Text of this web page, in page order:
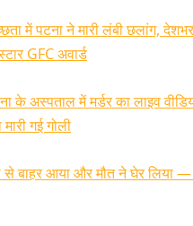
में पटना ने मारी लंबी छलांग,
GFC अवार्ड
के अस्पताल में मर्डर का लाइव
गई गोली
बाहर आया और मौत ने घेर लिया